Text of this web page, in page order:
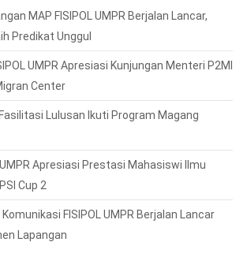
MAP FISIPOL UMPR Berjalan Lancar,
Predikat Unggul
UMPR Apresiasi Kunjungan Menteri P2MI
Center
Fasilitasi Lulusan Ikuti Program Magang
UMPR Apresiasi Prestasi Mahasiswi Ilmu
Cup 2
FISIPOL UMPR Berjalan Lancar
Lapangan